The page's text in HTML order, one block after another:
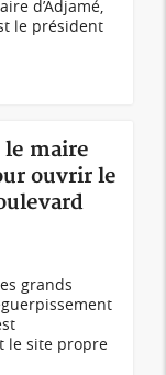
d’Adjamé,
le président
maire
ouvrir le
grands
le site propre